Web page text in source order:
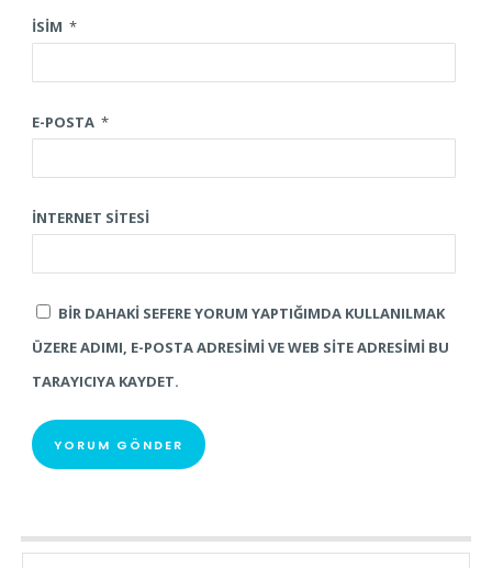
İSIM *
E-POSTA *
İNTERNET SITESI
BIR DAHAKI SEFERE YORUM YAPTIĞIMDA KULLANILMAK
ÜZERE ADIMI, E-POSTA ADRESIMI VE WEB SITE ADRESIMI BU
TARAYICIYA KAYDET.